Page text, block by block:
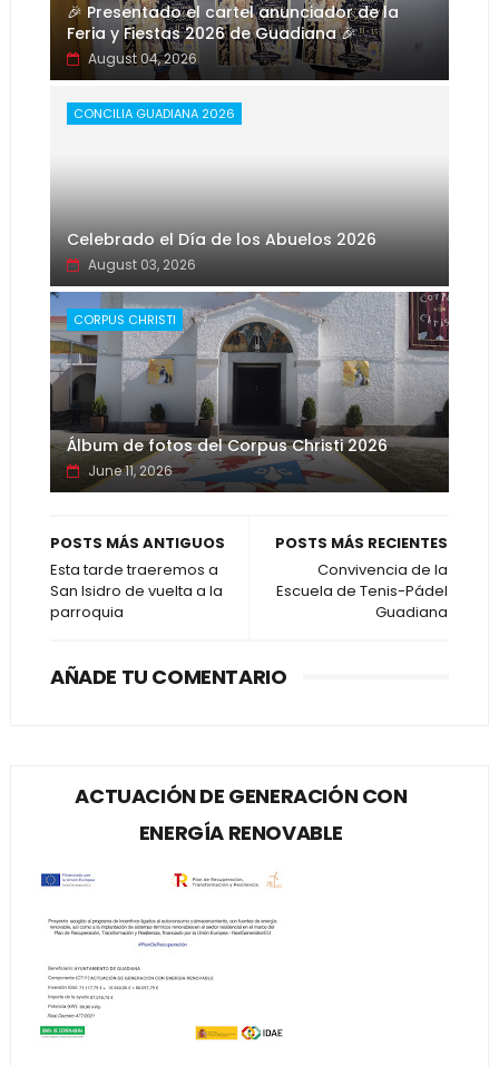
🎉 Presentado el cartel anunciador de la
Feria y Fiestas 2026 de Guadiana 🎉
August 04, 2026
CONCILIA GUADIANA 2026
Celebrado el Día de los Abuelos 2026
August 03, 2026
CORPUS CHRISTI
Álbum de fotos del Corpus Christi 2026
June 11, 2026
POSTS MÁS RECIENTES
Convivencia de la
Escuela de Tenis-Pádel
Guadiana
POSTS MÁS ANTIGUOS
Esta tarde traeremos a
San Isidro de vuelta a la
parroquia
AÑADE TU COMENTARIO
ACTUACIÓN DE GENERACIÓN CON
ENERGÍA RENOVABLE